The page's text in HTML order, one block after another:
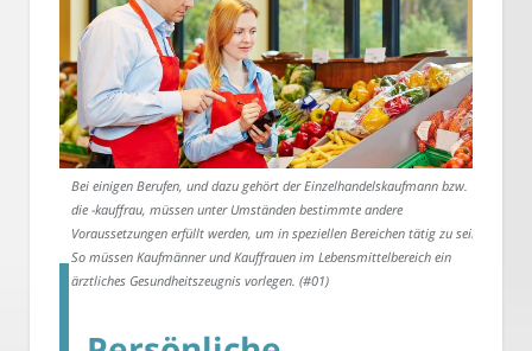
Bei einigen Berufen, und dazu gehört der Einzelhandelskaufmann bzw.
die -kauffrau, müssen unter Umständen bestimmte andere
Voraussetzungen erfüllt werden, um in speziellen Bereichen tätig zu sein.
So müssen Kaufmänner und Kauffrauen im Lebensmittelbereich ein
ärztliches Gesundheitszeugnis vorlegen. (#01)